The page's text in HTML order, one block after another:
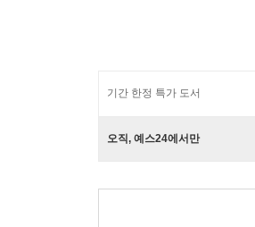
기간 한정 특가 도서
오직, 예스24에서만